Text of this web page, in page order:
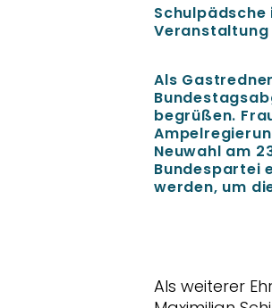
Als
begrüßen.
Neuwahl am
Bundespartei
werden, um
Als weiterer